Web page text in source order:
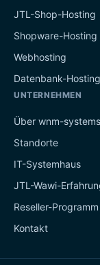
JTL-Shop-Hosting
Shopware-Hosting
Webhosting
Datenbank-Hosting
UNTERNEHMEN
Über wnm-systems
Standorte
IT-Systemhaus
JTL-Wawi-
Reseller-Programm
Kontakt